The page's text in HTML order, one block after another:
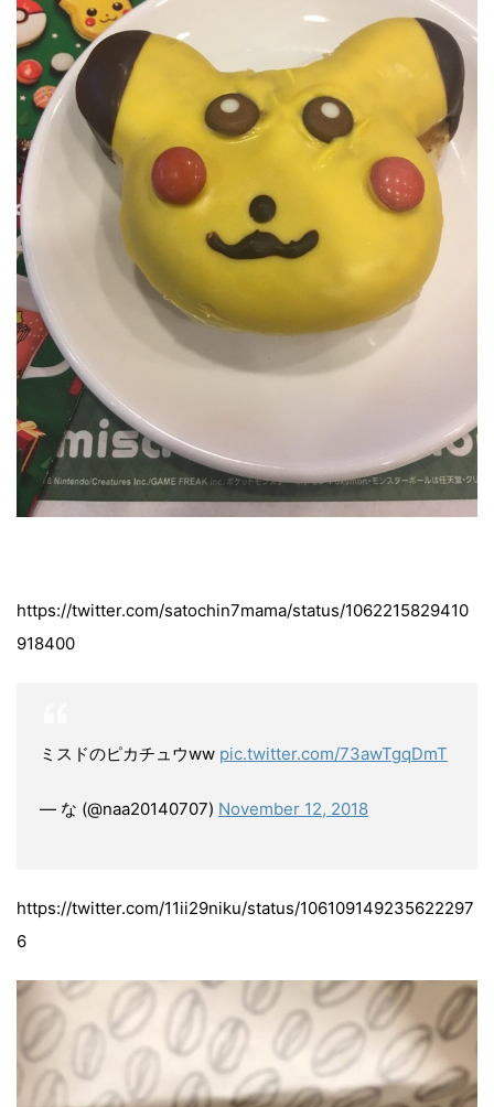
https://twitter.com/satochin7mama/status/1062215829410
918400
ミスドのピカチュウww pic.twitter.com/73awTgqDmT
— な (@naa20140707) November 12, 2018
https://twitter.com/11ii29niku/status/106109149235622297
6